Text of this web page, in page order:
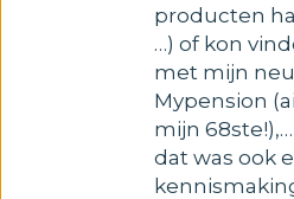
producten
…) of kon
met mijn
Mypension
mijn
dat was ook